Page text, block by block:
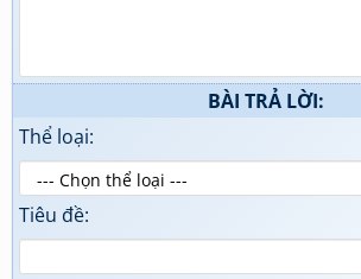
BÀI TRẢ LỜI:
Thể loại:
Tiêu đề: